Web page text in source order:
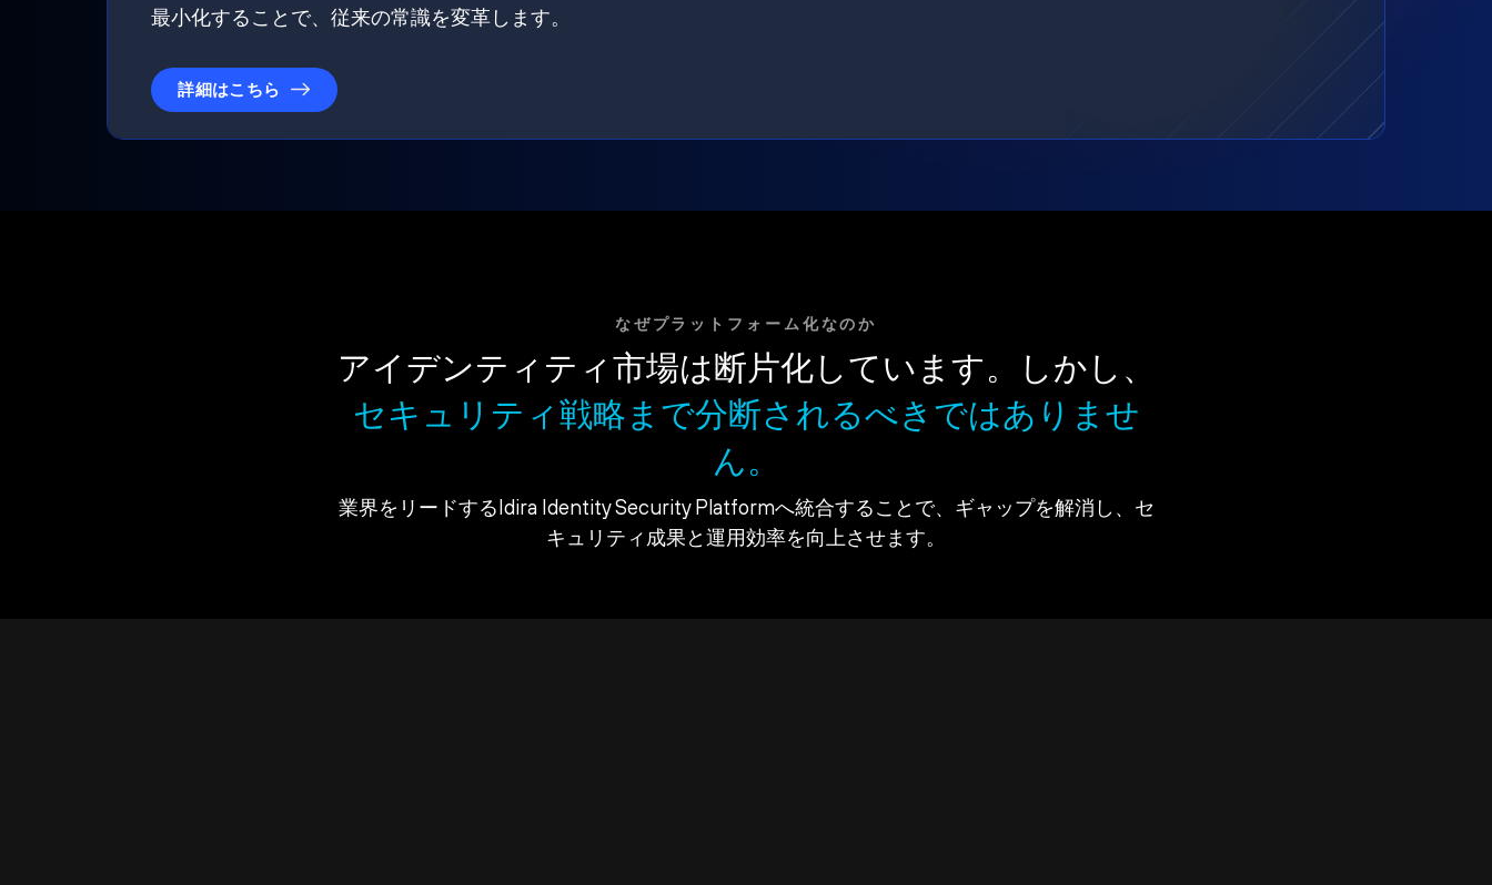
最小化することで、従来の常識を変革します。
詳細はこちら
なぜプラットフォーム化なのか
アイデンティティ市場は断片化しています。しかし、
セキュリティ戦略まで分断されるべきではありませ
ん。
業界をリードするIdira Identity Security Platformへ統合することで、ギャップを解消し、セ
キュリティ成果と運用効率を向上させます。